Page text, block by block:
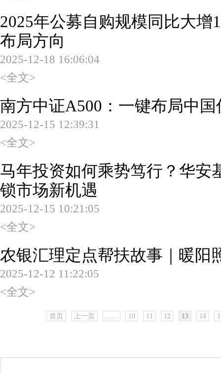
2025年公募自购规模同比大增
布局方向
2025-12-18 16:06:04
<全文>
南方中证A500：一键布局中
2025-12-15 12:39:31
<全文>
马年投资如何乘势笃行？华安
锁市场新机遇
2025-12-15 10:21:05
<全文>
农银汇理定点帮扶故事｜暖阳
2025-12-12 11:22:05
<全文>
首页 上一页 ...... 10 11 12 13 14